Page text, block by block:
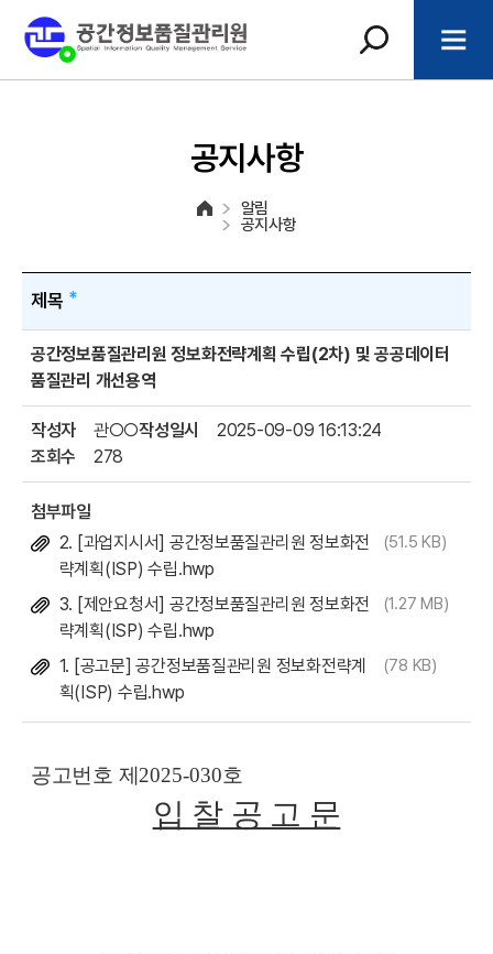
공지사항
알림
공지사항
제목
공간정보품질관리원 정보화전략계획 수립(2차) 및 공공데이터
품질관리 개선용역
작성자 관○○작성일시
2025-09-09 16:13:24
조회수
278
첨부파일
2. [과업지시서] 공간정보품질관리원 정보화전
략계획(ISP) 수립.hwp
(51.5 KB)
3. [제안요청서] 공간정보품질관리원 정보화전
략계획(ISP) 수립.hwp
(1.27 MB)
1. [공고문] 공간정보품질관리원 정보화전략계
획(ISP) 수립.hwp
(78 KB)
공고번호 제 2025-030호
입 찰 공 고 문